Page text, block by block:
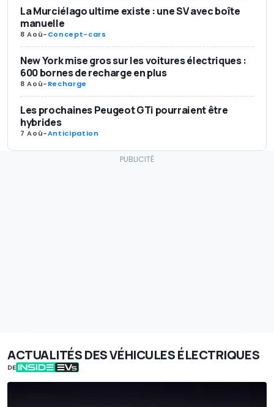
La Murciélago ultime existe : une SV avec boîte
manuelle
8 Aoû-Concept-cars
New York mise gros sur les voitures électriques :
600 bornes de recharge en plus
8 Aoû-Recharge
Les prochaines Peugeot GTi pourraient être
hybrides
7 Aoû-Anticipation
ACTUALITÉS DES VÉHICULES ÉLECTRIQUES
DE